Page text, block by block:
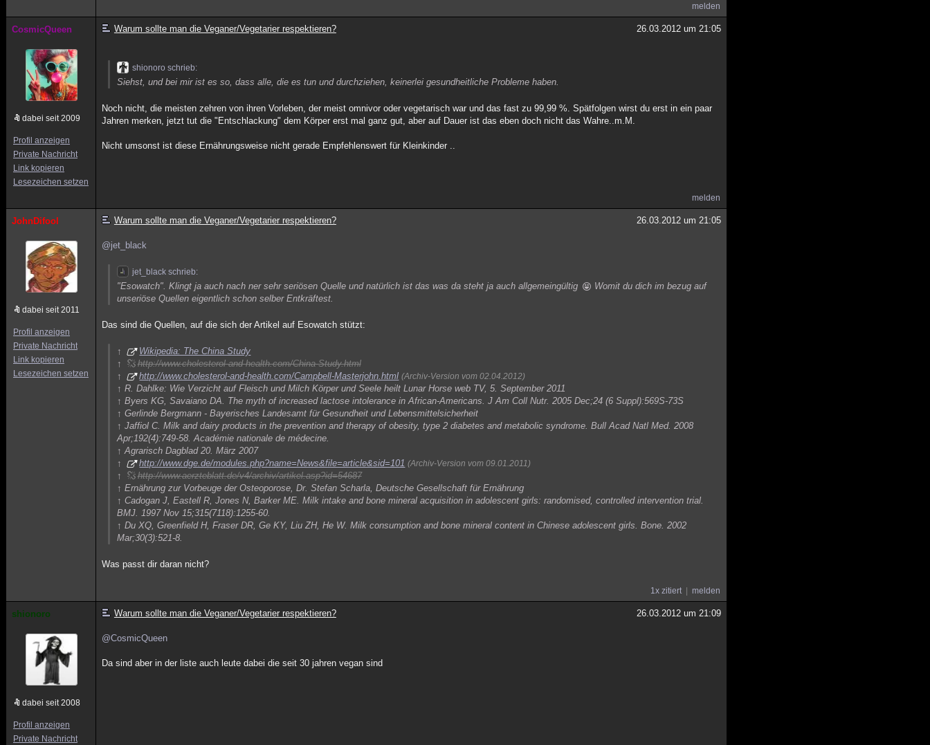
melden
CosmicQueen
dabei seit 2009
Profil anzeigen
Private Nachricht
Link kopieren
Lesezeichen setzen
Warum sollte man die Veganer/Vegetarier respektieren? 26.03.2012 um 21:05
shionoro schrieb:
Siehst, und bei mir ist es so, dass alle, die es tun und durchziehen, keinerlei gesundheitliche Probleme haben.
Noch nicht, die meisten zehren von ihren Vorleben, der meist omnivor oder vegetarisch war und das fast zu 99,99 %. Spätfolgen wirst du erst in ein paar
Jahren merken, jetzt tut die "Entschlackung" dem Körper erst mal ganz gut, aber auf Dauer ist das eben doch nicht das Wahre..m.M.
Nicht umsonst ist diese Ernährungsweise nicht gerade Empfehlenswert für Kleinkinder ..
melden
JohnDifool
dabei seit 2011
Profil anzeigen
Private Nachricht
Link kopieren
Lesezeichen setzen
Warum sollte man die Veganer/Vegetarier respektieren? 26.03.2012 um 21:05
@jet_black
jet_black schrieb:
"Esowatch". Klingt ja auch nach ner sehr seriösen Quelle und natürlich ist das was da steht ja auch allgemeingültig
Womit du dich im bezug auf
unseriöse Quellen eigentlich schon selber Entkräftest.
Das sind die Quellen, auf die sich der Artikel auf Esowatch stützt:
↑
Wikipedia: The China Study
↑
http://www.cholesterol-and-health.com/China-Study.html
↑
http://www.cholesterol-and-health.com/Campbell-Masterjohn.html (Archiv-Version vom 02.04.2012)
↑ R. Dahlke: Wie Verzicht auf Fleisch und Milch Körper und Seele heilt Lunar Horse web TV, 5. September 2011
↑ Byers KG, Savaiano DA. The myth of increased lactose intolerance in African-Americans. J Am Coll Nutr. 2005 Dec;24 (6 Suppl):569S-73S
↑ Gerlinde Bergmann - Bayerisches Landesamt für Gesundheit und Lebensmittelsicherheit
↑ Jaffiol C. Milk and dairy products in the prevention and therapy of obesity, type 2 diabetes and metabolic syndrome. Bull Acad Natl Med. 2008
Apr;192(4):749-58. Académie nationale de médecine.
↑ Agrarisch Dagblad 20. März 2007
↑
http://www.dge.de/modules.php?name=News&file=article&sid=101 (Archiv-Version vom 09.01.2011)
↑
http://www.aerzteblatt.de/v4/archiv/artikel.asp?id=54687
↑ Ernährung zur Vorbeuge der Osteoporose, Dr. Stefan Scharla, Deutsche Gesellschaft für Ernährung
↑ Cadogan J, Eastell R, Jones N, Barker ME. Milk intake and bone mineral acquisition in adolescent girls: randomised, controlled intervention trial.
BMJ. 1997 Nov 15;315(7118):1255-60.
↑ Du XQ, Greenfield H, Fraser DR, Ge KY, Liu ZH, He W. Milk consumption and bone mineral content in Chinese adolescent girls. Bone. 2002
Mar;30(3):521-8.
Was passt dir daran nicht?
1x zitiert melden
shionoro
dabei seit 2008
Profil anzeigen
Private Nachricht
Warum sollte man die Veganer/Vegetarier respektieren? 26.03.2012 um 21:09
@CosmicQueen
Da sind aber in der liste auch leute dabei die seit 30 jahren vegan sind